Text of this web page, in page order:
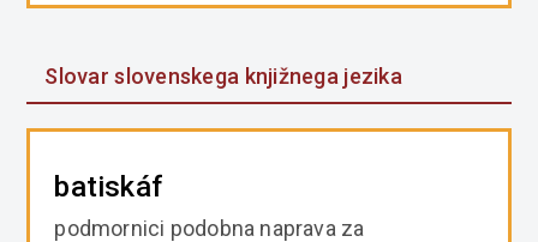
Slovar slovenskega knjižnega jezika
batiskáf
podmornici podobna naprava za